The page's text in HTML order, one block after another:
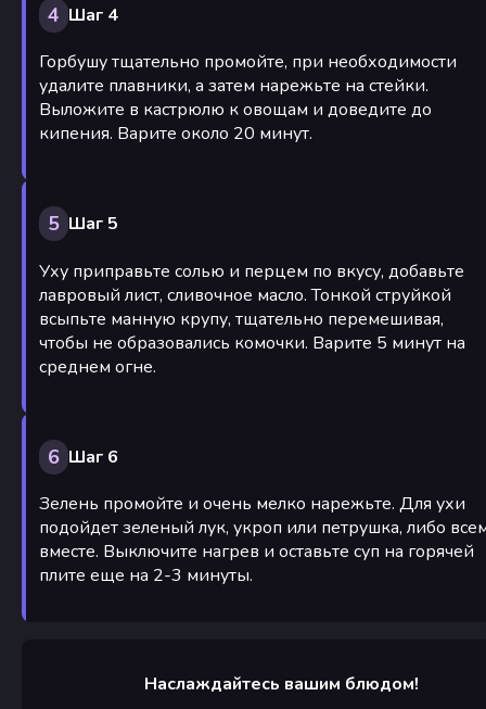
4 Шаг 4
Горбушу тщательно промойте, при необходимости
удалите плавники, а затем нарежьте на стейки.
Выложите в кастрюлю к овощам и доведите до
кипения. Варите около 20 минут.
5 Шаг 5
Уху приправьте солью и перцем по вкусу, добавьте
лавровый лист, сливочное масло. Тонкой струйкой
всыпьте манную крупу, тщательно перемешивая,
чтобы не образовались комочки. Варите 5 минут на
среднем огне.
6 Шаг 6
Зелень промойте и очень мелко нарежьте. Для ухи
подойдет зеленый лук, укроп или петрушка, либо
вместе. Выключите нагрев и оставьте суп на горячей
плите еще на 2-3 минуты.
Наслаждайтесь вашим блюдом!